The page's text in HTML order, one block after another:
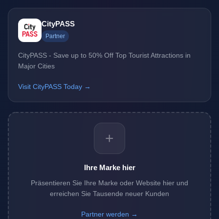
CityPASS
Partner
CityPASS - Save up to 50% Off Top Tourist Attractions in
Major Cities
Visit CityPASS Today →
+
Ihre Marke hier
Präsentieren Sie Ihre Marke oder Website hier und
erreichen Sie Tausende neuer Kunden
Partner werden →